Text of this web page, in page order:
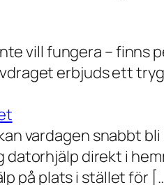
vill fungera – finns
erbjuds ett
vardagen snabbt
datorhjälp direkt i
på plats i stället för